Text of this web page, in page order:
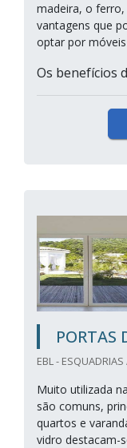
madeira, o
vantagens que
optar por
Os benefícios
PORTAS
EBL -
Muito utilizada
são comuns,
quartos e
vidro destacam-